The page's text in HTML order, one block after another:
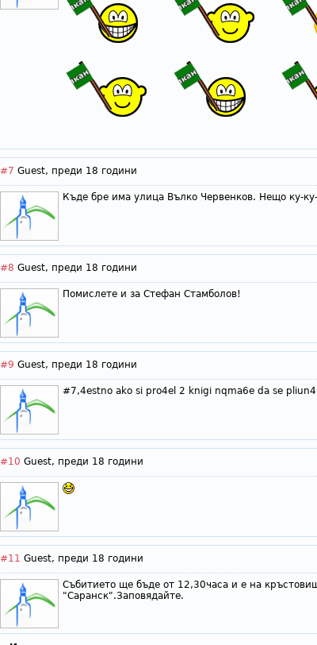
#7 Guest, преди 18 години
Къде бре има улица Вълко Червенков. Нещо ку-
#8 Guest, преди 18 години
Помислете и за Стефан Стамболов!
#9 Guest, преди 18 години
#7,4estno ako si pro4el 2 knigi nqma6e da se
#10 Guest, преди 18 години
#11 Guest, преди 18 години
Събитието ще бъде от 12,30часа и е на
"Саранск".Заповядайте.